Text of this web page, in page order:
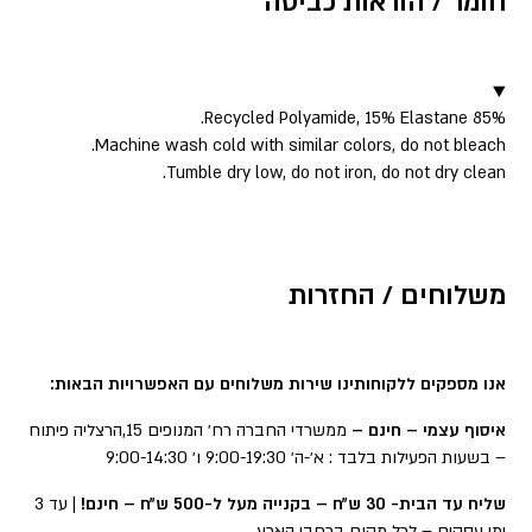
▼
85% Recycled Polyamide, 15% Elastane.
Machine wash cold with similar colors, do not bleach.
Tumble dry low, do not iron, do not dry clean.
משלוחים / החזרות
אנו מספקים ללקוחותינו שירות משלוחים עם האפשרויות הבאות:
איסוף עצמי – חינם –
ממשרדי החברה רח׳ המנופים 15,הרצליה פיתוח
– בשעות הפעילות בלבד : א׳-ה׳ 9:00-19:30 ו׳ 9:00-14:30
שליח עד הבית- 30 ש״ח – בקנייה מעל ל-500 ש״ח – חינם!
| עד 3